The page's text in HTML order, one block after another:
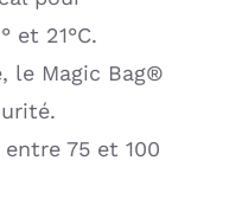
et 21°C.
le Magic Bag®
75 et 100